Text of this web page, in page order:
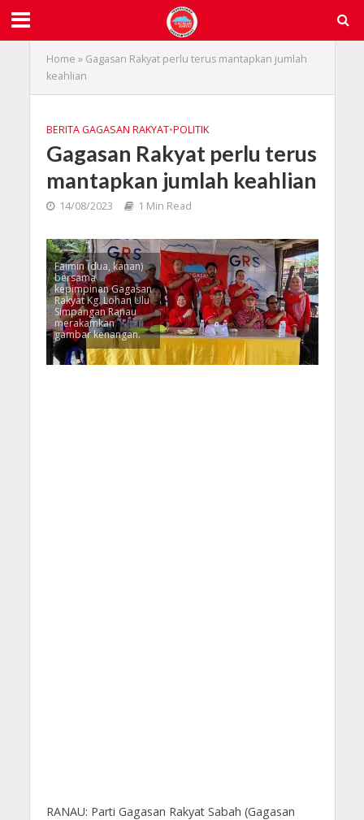
Home » Gagasan Rakyat perlu terus mantapkan jumlah
keahlian
BERITA GAGASAN RAKYAT•POLITIK
Gagasan Rakyat perlu terus
mantapkan jumlah keahlian
14/08/2023 1 Min Read
Faimin (dua, kanan)
bersama
kepimpinan Gagasan
Rakyat Kg. Lohan Ulu
Simpangan Ranau
merakamkan
gambar kenangan.
RANAU: Parti Gagasan Rakyat Sabah (Gagasan